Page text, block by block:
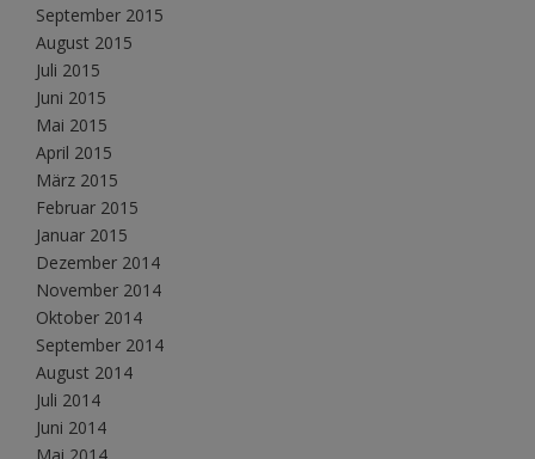
September 2015
August 2015
Juli 2015
Juni 2015
Mai 2015
April 2015
März 2015
Februar 2015
Januar 2015
Dezember 2014
November 2014
Oktober 2014
September 2014
August 2014
Juli 2014
Juni 2014